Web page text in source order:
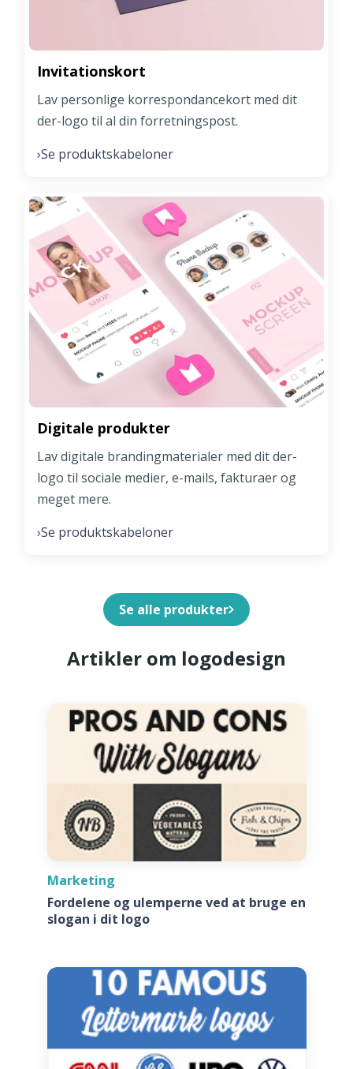
Invitationskort
Lav personlige korrespondancekort med dit
der-logo til al din forretningspost.
›Se produktskabeloner
Digitale produkter
Lav digitale brandingmaterialer med dit der-
logo til sociale medier, e-mails, fakturaer og
meget mere.
›Se produktskabeloner
Se alle produkter
Artikler om logodesign
Marketing
Fordelene og ulemperne ved at bruge en
slogan i dit logo